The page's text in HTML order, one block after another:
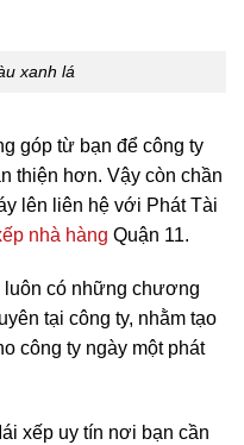
xanh lá
góp từ bạn để công ty
thiện hơn. Vậy còn chần
lên liên hệ với Phát Tài
nhà hàng Quận 11.
luôn có những chương
tại công ty, nhằm tạo
công ty ngày một phát
xếp uy tín nơi bạn cần